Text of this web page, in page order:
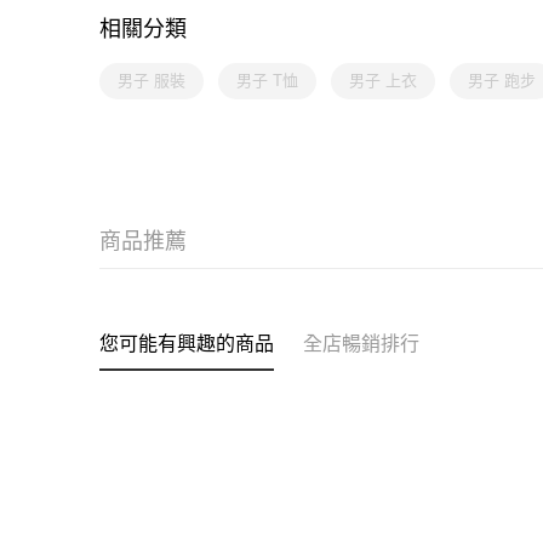
相關分類
男子 服裝 男子 T恤 男子 上衣 男子 跑步
商品推薦
您可能有興趣的商品 全店暢銷排行